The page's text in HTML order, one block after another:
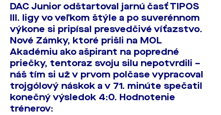
DAC Junior odštartoval jarnú časť TIPOS
III. ligy vo veľkom štýle a po suverénnom
výkone si pripísal presvedčivé víťazstvo.
Nové Zámky, ktoré prišli na MOL
Akadémiu ako ašpirant na popredné
priečky, tentoraz svoju silu nepotvrdili –
náš tím si už v prvom polčase vypracoval
trojgólový náskok a v 71. minúte spečatil
konečný výsledok 4:0. Hodnotenie
trénerov: